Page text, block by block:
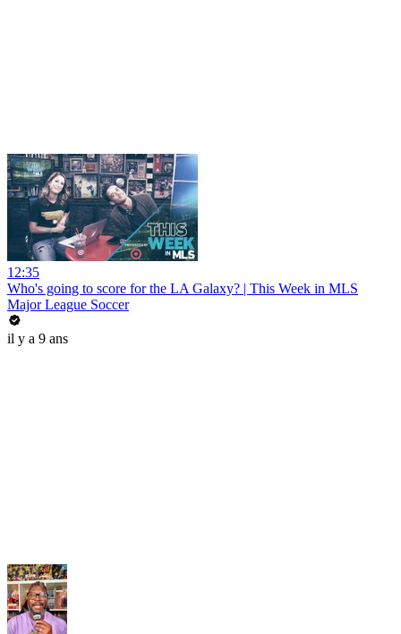
12:35
Who's going to score for the LA Galaxy? | This Week in MLS
Major League Soccer
il y a 9 ans